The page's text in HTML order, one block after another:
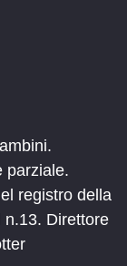
parziale.
registro della
n.13. Direttore